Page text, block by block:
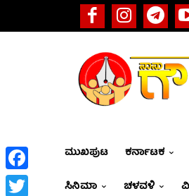
ಮುಖಪುಟ ಕರ್ನಾಟಕ
ಸಿನಿಮಾ
ಚಳವಳಿ
Facebook